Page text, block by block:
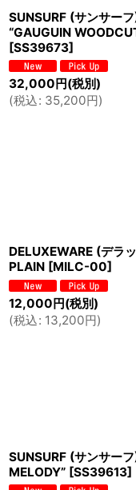
SUNSURF (サンサー
“GAUGUIN
[SS39673]
32,000 円(税別)
(税込: 35,200円)
DELUXEWARE (デラ
PLAIN [MILC-00]
12,000円(税別)
(税込: 13,200円)
SUNSURF (サンサー
MELODY” [SS39613]